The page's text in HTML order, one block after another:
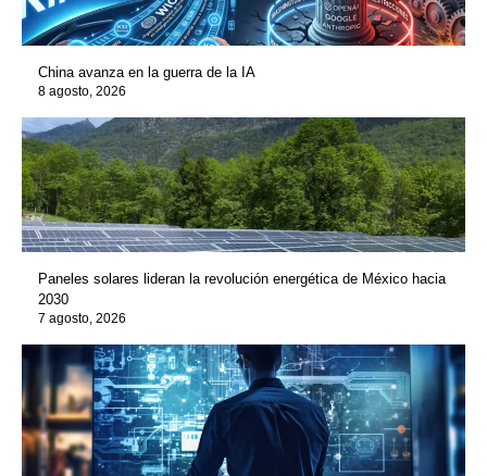
China avanza en la guerra de la IA
8 agosto, 2026
Paneles solares lideran la revolución energética de México hacia
2030
7 agosto, 2026